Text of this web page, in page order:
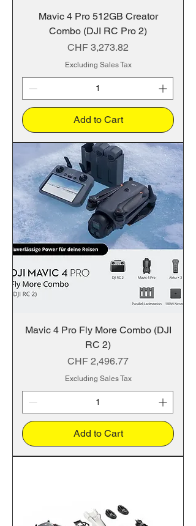
Mavic 4 Pro 512GB Creator
Combo (DJI RC Pro 2)
Price
CHF 3,273.82
Excluding Sales Tax
Add to Cart
Mavic 4 Pro Fly More Combo (DJI
RC 2)
Price
CHF 2,496.77
Excluding Sales Tax
Add to Cart